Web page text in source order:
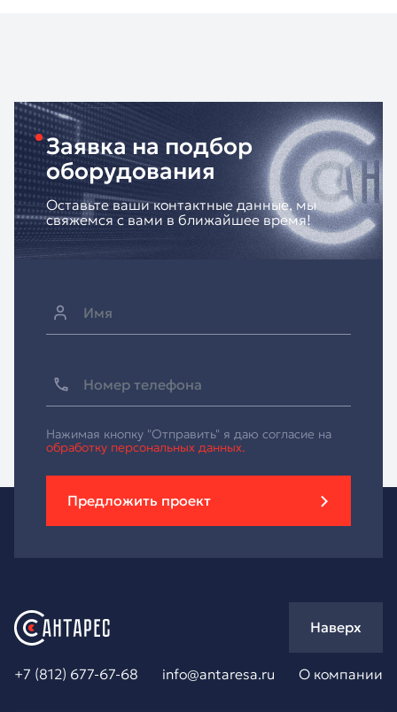
Заявка на подбор
оборудования
Оставьте ваши контактные данные, мы
свяжемся с вами в ближайшее время!
Нажимая кнопку "Отправить" я даю согласие на
обработку персональных данных.
Предложить проект
+7 (812) 677-67-68 info@antaresa.ru О компании
Наверх